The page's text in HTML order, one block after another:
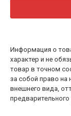
Информация о
характер и не
товар в точном
за собой право на
внешнего вида,